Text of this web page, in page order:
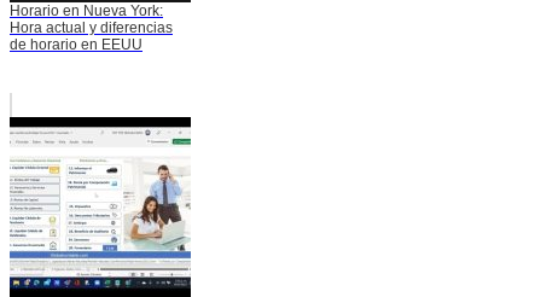
Horario en Nueva York:
Hora actual y diferencias
de horario en EEUU